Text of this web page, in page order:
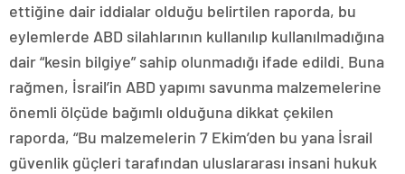
ettiğine dair iddialar olduğu belirtilen raporda, bu
eylemlerde ABD silahlarının kullanılıp kullanılmadığına
dair “kesin bilgiye” sahip olunmadığı ifade edildi. Buna
rağmen, İsrail’in ABD yapımı savunma malzemelerine
önemli ölçüde bağımlı olduğuna dikkat çekilen
raporda, “Bu malzemelerin 7 Ekim’den bu yana İsrail
güvenlik güçleri tarafından uluslararası insani hukuk